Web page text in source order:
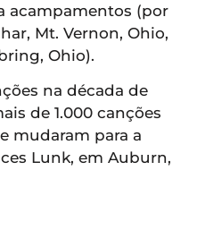
acampamentos (por
Mt. Vernon, Ohio,
Ohio).
na década de
de 1.000 canções
mudaram para a
Lunk, em Auburn,